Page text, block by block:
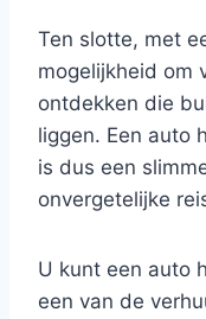
Ten slotte, met
mogelijkheid om
ontdekken die
liggen. Een auto
is dus een
onvergetelijke
U kunt een auto
een van de